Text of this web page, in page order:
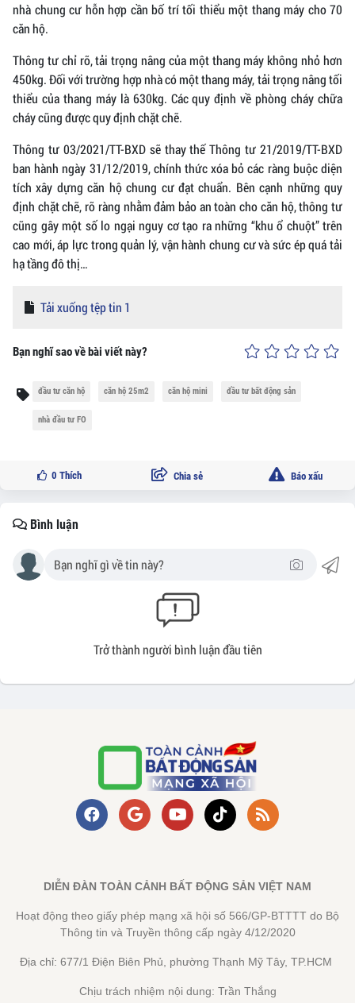
nhà chung cư hỗn hợp cần bố trí tối thiểu một thang máy cho 70
căn hộ.
Thông tư chỉ rõ, tải trọng nâng của một thang máy không nhỏ hơn
450kg. Đối với trường hợp nhà có một thang máy, tải trọng nâng tối
thiểu của thang máy là 630kg. Các quy định về phòng cháy chữa
cháy cũng được quy định chặt chẽ.
Thông tư 03/2021/TT-BXD sẽ thay thế Thông tư 21/2019/TT-BXD
ban hành ngày 31/12/2019, chính thức xóa bỏ các ràng buộc diện
tích xây dựng căn hộ chung cư đạt chuẩn. Bên cạnh những quy
định chặt chẽ, rõ ràng nhằm đảm bảo an toàn cho căn hộ, thông tư
cũng gây một số lo ngại nguy cơ tạo ra những “khu ổ chuột” trên
cao mới, áp lực trong quản lý, vận hành chung cư và sức ép quá tải
hạ tầng đô thị…
Tải xuống tệp tin 1
Bạn nghĩ sao về bài viết này?
đầu tư căn hộ căn hộ 25m2 căn hộ mini đầu tư bất động sản
nhà đầu tư FO
0 Thích Chia sẻ Báo xấu
Bình luận
Trở thành người bình luận đầu tiên
DIỄN ĐÀN TOÀN CẢNH BẤT ĐỘNG SẢN VIỆT NAM
Hoạt động theo giấy phép mạng xã hội số 566/GP-BTTTT do Bộ
Thông tin và Truyền thông cấp ngày 4/12/2020
Địa chỉ: 677/1 Điện Biên Phủ, phường Thạnh Mỹ Tây, TP.HCM
Chịu trách nhiệm nội dung: Trần Thắng